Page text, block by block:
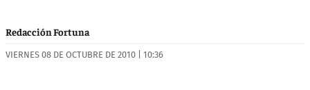
Redacción Fortuna
VIERNES 08 DE OCTUBRE DE 2010 | 10:36